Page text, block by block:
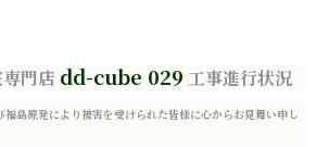
門店 dd-cube 029 工事進行状況
福島原発により被害を受けられた皆様に心からお見舞い申し